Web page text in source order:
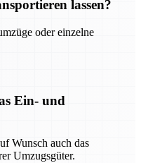
lassen?
oder einzelne
Ein- und
Wunsch auch das
Umzugsgüter.